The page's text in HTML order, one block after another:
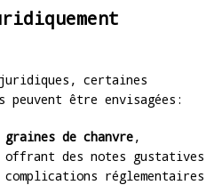
certaines
être envisagées:
de chanvre,
des notes gustatives
réglementaires